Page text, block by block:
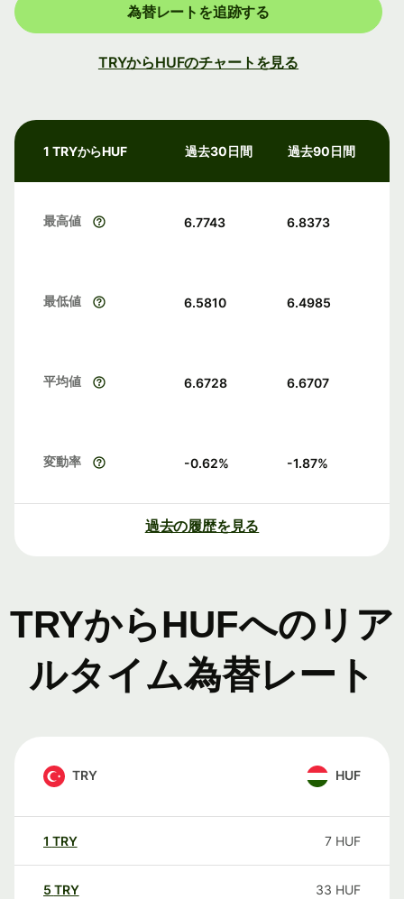
為替レートを追跡する
TRYからHUFのチャートを見る
1 TRYからHUF 過去30日間 過去90日間
最高値 6.7743 6.8373
最低値 6.5810 6.4985
平均値 6.6728 6.6707
変動率 -0.62% -1.87%
過去の履歴を見る
TRYからHUFへのリア
ルタイム為替レート
TRY HUF
1 TRY 7 HUF
5 TRY 33 HUF